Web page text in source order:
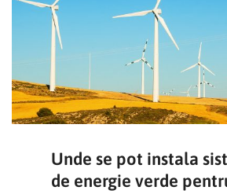
Unde se pot instala
de energie verde